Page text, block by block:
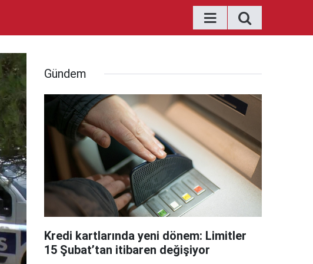
Gündem
Kredi kartlarında yeni dönem: Limitler
15 Şubat’tan itibaren değişiyor